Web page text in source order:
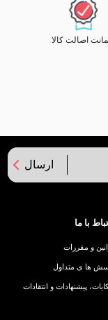
اصالت کالا
ارسال
با ما
و مقررات
ها ی متداول
پیشنهادات و انتقادات